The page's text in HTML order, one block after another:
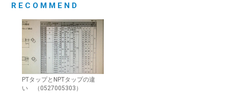
RECOMMEND
PTタップとNPTタップの違
い （0527005303）